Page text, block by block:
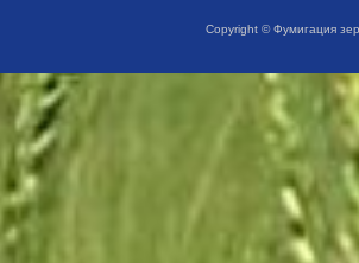
Copyright © Фумигация